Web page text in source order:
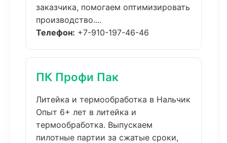
заказчика, помогаем оптимизировать
производство....
Телефон: +7-910-197-46-46
ПК Профи Пак
Литейка и термообработка в Нальчик
Опыт 6+ лет в литейка и
термообработка. Выпускаем
пилотные партии за сжатые сроки,